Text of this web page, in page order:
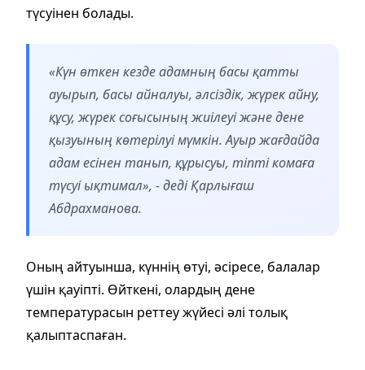
түсуінен болады.
«Күн өткен кезде адамның басы қатты
ауырып, басы айналуы, әлсіздік, жүрек айну,
құсу, жүрек соғысының жиілеуі және дене
қызуының көтерілуі мүмкін. Ауыр жағдайда
адам есінен танып, құрысуы, тіпті комаға
түсуі ықтимал», - деді Қарлығаш
Абдрахманова.
Оның айтуынша, күннің өтуі, әсіресе, балалар
үшін қауіпті. Өйткені, олардың дене
температурасын реттеу жүйесі әлі толық
қалыптаспаған.